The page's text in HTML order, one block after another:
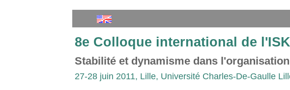
8e Colloque international de
Stabilité et dynamisme dans
27-28 juin 2011, Lille, Université Charles-De-Gaulle